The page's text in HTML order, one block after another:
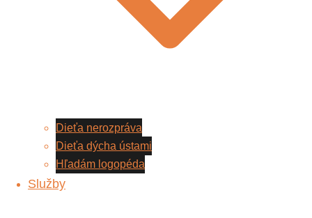
Dieťa nerozpráva
Dieťa dýcha ústami
Hľadám logopéda
Služby